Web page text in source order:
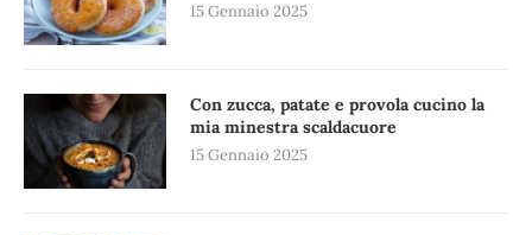
15 Gennaio 2025
Con zucca, patate e provola cucino la
mia minestra scaldacuore
15 Gennaio 2025